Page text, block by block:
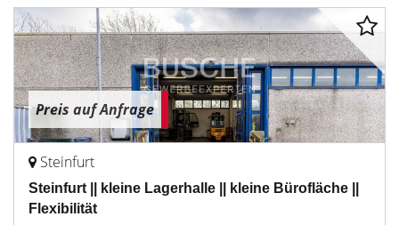
Preis auf Anfrage
Steinfurt
Steinfurt || kleine Lagerhalle || kleine Bürofläche ||
Flexibilität